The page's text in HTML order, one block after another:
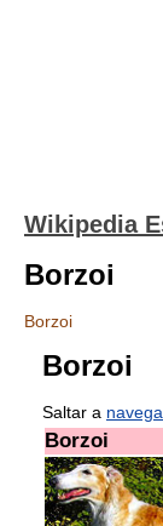
Wikipedia
Borzoi
Borzoi
Borzoi
Saltar a
Borzoi